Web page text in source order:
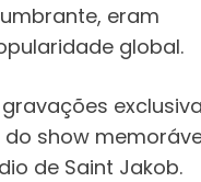
eram
global.
show
de Saint Jakob.